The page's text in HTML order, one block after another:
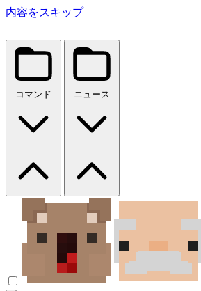
内容をスキップ
コマンド ニュース